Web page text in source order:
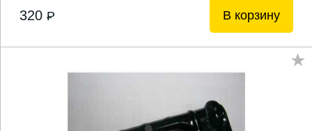
320 P В корзину